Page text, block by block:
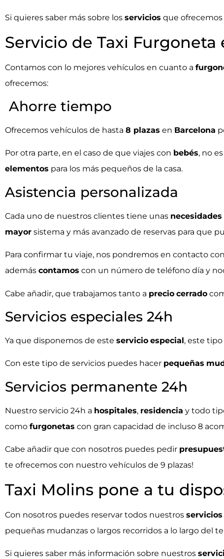
Si quieres saber más sobre los servicios que
Servicio de Taxi
Contamos con lo mejores vehículos en cuanto a
ofrecemos:
Ahorre tiempo
Ofrecemos vehículos de hasta 8 plazas en Barcelona
Por otra parte, en el caso de que viajes con bebés, no
elementos para los más pequeños de la casa.
Asistencia personalizada
Cada uno de nuestros clientes tiene unas necesidades
mayor sistema y más avanzado de reservas para que
Para confirmar tu viaje, nos pondremos en contacto
además contamos con un número de teléfono día y
Cabe añadir, que trabajamos tanto a precio cerrado
Servicios especiales 24h
Ya que disponemos de este servicio especial, este
Con este tipo de servicios puedes hacer pequeñas
Servicios permanente 24h
Nuestro servicio 24h a hospitales, residencia y todo
como furgonetas con gran capacidad de incluso 8
Cabe añadir que con nosotros puedes pedir
te ofrecemos con nuestro vehículos de 9 plazas!
Taxi Molins pone a tu
Con nosotros puedes reservar todos nuestros servicios
pequeñas mudanzas o largos recorridos a lo largo del
Si quieres saber más información sobre nuestros